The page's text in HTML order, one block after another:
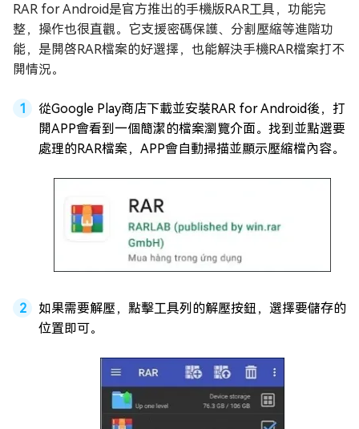
RAR for Android是官方推出的手機版RAR工具，功能完
整，操作也很直觀。它支援密碼保護、分割壓縮等進階功
能，是開啓RAR檔案的好選擇，也能解決手機RAR檔案打不
開情況。
從Google Play商店下載並安裝RAR for Android後，打
開APP會看到一個簡潔的檔案瀏覽介面。找到並點選要
處理的RAR檔案，APP會自動掃描並顯示壓縮檔內容。
如果需要解壓，點擊工具列的解壓按鈕，選擇要儲存的
位置即可。